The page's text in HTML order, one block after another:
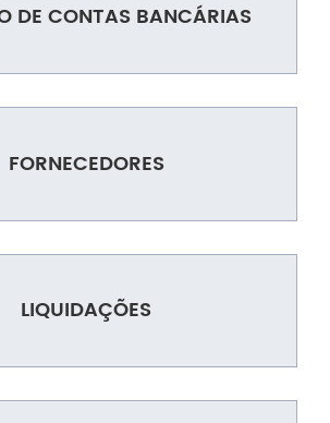
DE CONTAS BANCÁRIAS
FORNECEDORES
LIQUIDAÇÕES